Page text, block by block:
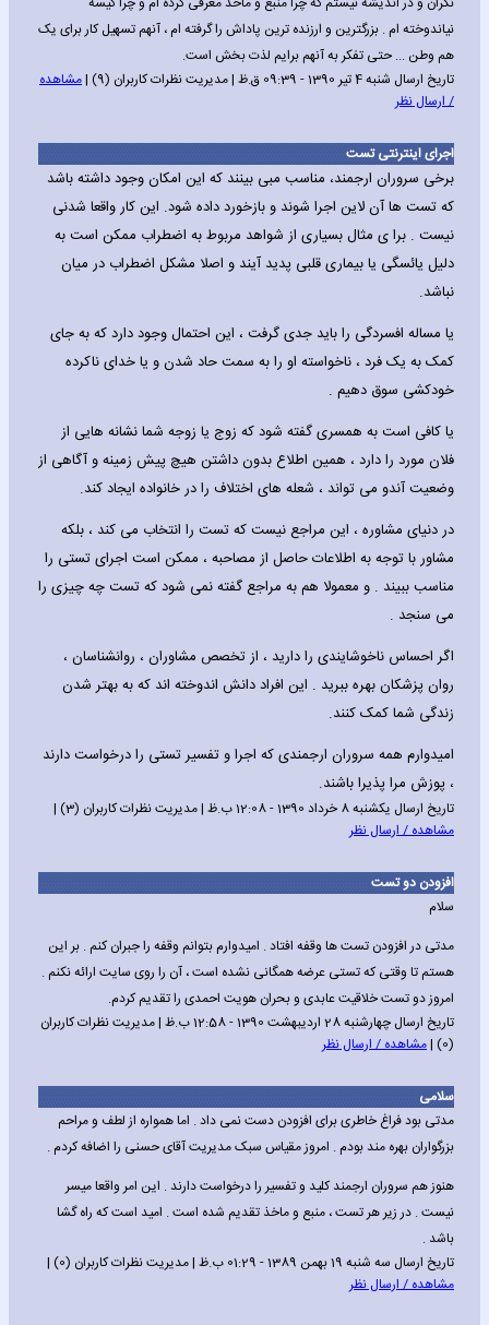
نیاندوخته ام . بزرگترین و ارزنده ترین پاداش را گرفته ام ، آنهم تسهیل کار برای یک
هم وطن ... حتی تفکر به آنهم برایم لذت بخش است.
تاریخ ارسال شنبه 4 تیر 1390 - 09:39 ق.ظ | مدیریت نظرات کاربران (9) |
مشاهده
/ ارسال نظر
اجرای اینترنتی تست
برخی سروران ارجمند، مناسب مبی بینند که این امکان وجود داشته باشد
که تست ها آن لاین اجرا شوند و بازخورد داده شود. این کار واقعا شدنی
نیست . برا ی مثال بسیاری از شواهد مربوط به اضطراب ممکن است به
دلیل یائسگی یا بیماری قلبی پدید آیند و اصلا مشکل اضطراب در میان
نباشد.
یا مساله افسردگی را باید جدی گرفت ، این احتمال وجود دارد که به جای
کمک به یک فرد ، ناخواسته او را به سمت حاد شدن و یا خدای ناکرده
خودکشی سوق دهیم .
یا کافی است به همسری گفته شود که زوج یا زوجه شما نشانه هایی از
فلان مورد را دارد ، همین اطلاع بدون داشتن هیچ پیش زمینه و آگاهی از
وضعیت آندو می تواند ، شعله های اختلاف را در خانواده ایجاد کند.
در دنیای مشاوره ، این مراجع نیست که تست را انتخاب می کند ، بلکه
مشاور با توجه به اطلاعات حاصل از مصاحبه ، ممکن است اجرای تستی را
مناسب ببیند . و معمولا هم به مراجع گفته نمی شود که تست چه چیزی را
می سنجد .
اگر احساس ناخوشایندی را دارید ، از تخصص مشاوران ، روانشناسان ،
روان پزشکان بهره ببرید . این افراد دانش اندوخته اند که به بهتر شدن
زندگی شما کمک کنند.
امیدوارم همه سروران ارجمندی که اجرا و تفسیر تستی را درخواست دارند
، پوزش مرا پذیرا باشند.
تاریخ ارسال یکشنبه 8 خرداد 1390 - 12:08 ب.ظ | مدیریت نظرات کاربران (3) |
مشاهده / ارسال نظر
افزودن دو تست
سلام
مدتی در افزودن تست ها وقفه افتاد . امیدوارم بتوانم وقفه را جبران کنم . بر این
هستم تا وقتی که تستی عرضه همگانی نشده است ، آن را روی سایت ارائه نکنم .
امروز دو تست خلاقیت عابدی و بحران هویت احمدی را تقدیم کردم.
تاریخ ارسال چهارشنبه 28 اردیبهشت 1390 - 12:58 ب.ظ | مدیریت نظرات کاربران
(0) |
مشاهده / ارسال نظر
سلامی
مدتی بود فراغ خاطری برای افزودن دست نمی داد . اما همواره از لطف و مراحم
بزرگواران بهره مند بودم . امروز مقیاس سبک مدیریت آقای حسنی را اضافه کردم .
هنوز هم سروران ارجمند کلید و تفسیر را درخواست دارند . این امر واقعا میسر
نیست . در زیر هر تست ، منبع و ماخذ تقدیم شده است . امید است که راه گشا
باشد .
تاریخ ارسال سه شنبه 19 بهمن 1389 - 01:29 ب.ظ | مدیریت نظرات کاربران (0) |
مشاهده / ارسال نظر